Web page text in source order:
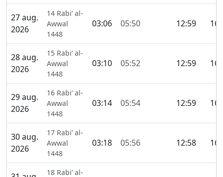
27 aug.
2026
14 Rabi’ al-
Awwal
1448
03:06 05:50 12:59
28 aug.
2026
15 Rabi’ al-
Awwal
1448
03:10 05:52 12:59
29 aug.
2026
16 Rabi’ al-
Awwal
1448
03:14 05:54 12:59
30 aug.
2026
17 Rabi’ al-
Awwal
1448
03:18 05:56 12:58
18 Rabi’ al-